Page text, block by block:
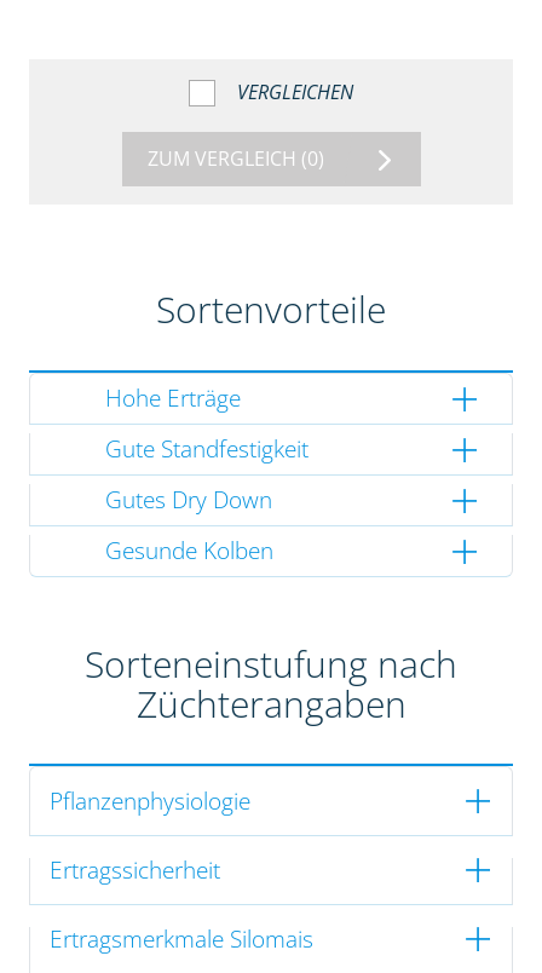
VERGLEICHEN
ZUM VERGLEICH (0)
Sortenvorteile
Hohe Erträge
Gute Standfestigkeit
Gutes Dry Down
Gesunde Kolben
Sorteneinstufung nach
Züchterangaben
Pflanzenphysiologie
Ertragssicherheit
Ertragsmerkmale Silomais